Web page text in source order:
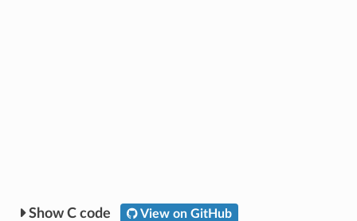
C code View on GitHub